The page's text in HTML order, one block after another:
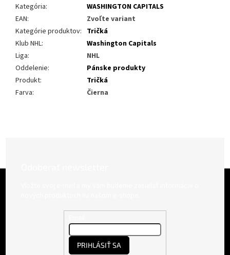
Kategória:
WASHINGTON CAPITALS
EAN:
Zvoľte variant
Kategórie produktov: Tričká
Klub NHL:
Washington Capitals
Liga:
NHL
Oddelenie:
Pánske produkty
Produkt:
Tričká
Farva: Čierna
PRIHLÁSIŤ SA